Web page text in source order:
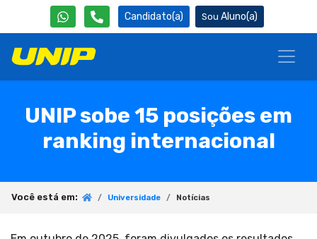
Candidato(a) Aluno(a)
UNIP sobe 15 posições em
ranking internacional
Você está em: Universidade Notícias